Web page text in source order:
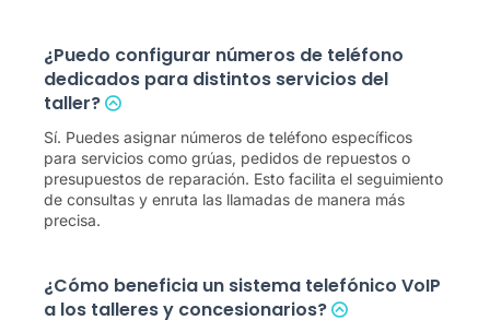
¿Puedo configurar números de teléfono
dedicados para distintos servicios del
taller?
Sí. Puedes asignar números de teléfono específicos
para servicios como grúas, pedidos de repuestos o
presupuestos de reparación. Esto facilita el seguimiento
de consultas y enruta las llamadas de manera más
precisa.
¿Cómo beneficia un sistema telefónico VoIP
a los talleres y concesionarios?